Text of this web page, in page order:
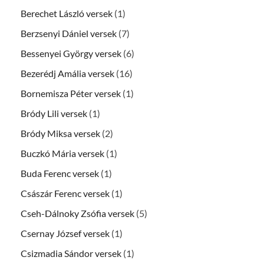
Berechet László versek (1)
Berzsenyi Dániel versek (7)
Bessenyei György versek (6)
Bezerédj Amália versek (16)
Bornemisza Péter versek (1)
Bródy Lili versek (1)
Bródy Miksa versek (2)
Buczkó Mária versek (1)
Buda Ferenc versek (1)
Császár Ferenc versek (1)
Cseh-Dálnoky Zsófia versek (5)
Csernay József versek (1)
Csizmadia Sándor versek (1)